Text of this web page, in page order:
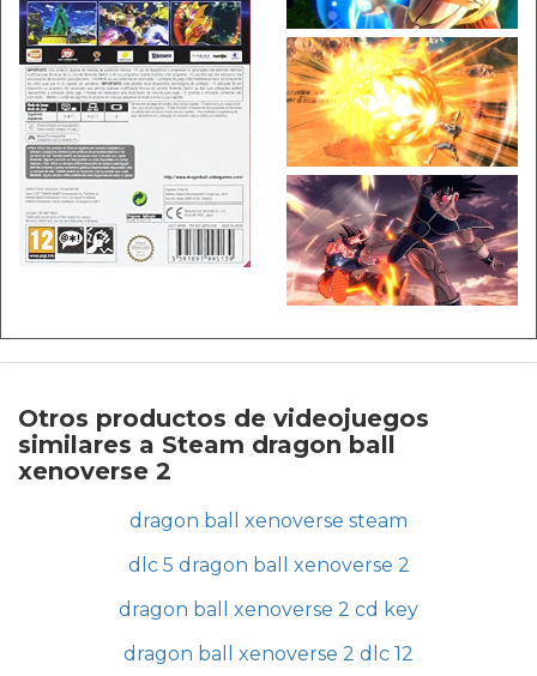
Otros productos de videojuegos
similares a Steam dragon ball
xenoverse 2
dragon ball xenoverse steam
dlc 5 dragon ball xenoverse 2
dragon ball xenoverse 2 cd key
dragon ball xenoverse 2 dlc 12